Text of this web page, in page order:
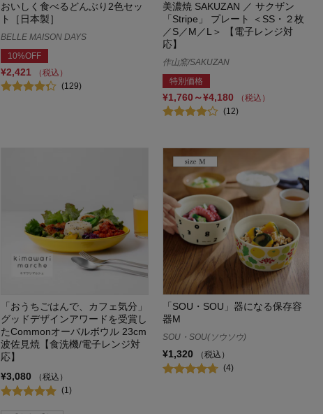
おいしく食べるどんぶり2色セッ
ト［日本製］
BELLE MAISON DAYS
10%OFF
¥2,421
（税込）
(129)
美濃焼 SAKUZAN ／ サクザン
「Stripe」 プレート ＜SS・２枚
／S／M／L＞ 【電子レンジ対
応】
作山窯/SAKUZAN
特別価格
¥1,760～¥4,180
（税込）
(12)
「おうちごはんで、カフェ気分」
グッドデザインアワードを受賞し
たCommonオーバルボウル 23cm
波佐見焼【食洗機/電子レンジ対
応】
¥3,080
（税込）
(1)
「SOU・SOU」器になる保存容
器M
SOU・SOU(ソウソウ)
¥1,320
（税込）
(4)